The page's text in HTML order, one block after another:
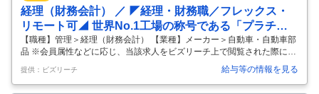
経理（財務会計） ／ ◤経理・財務職／フレックス・
リモート可◢ 世界No.1工場の称号である「プラチナ
賞」を通算6回受賞UIJターン歓迎（各種補助有り）
【職種】管理＞経理（財務会計） 【業種】メーカー＞自動車・自動車部
品 ※会員属性などに応じ、当該求人をビズリーチ上で閲覧された際に内
容が異なる場合があります 【募集背景】 自動車業界は「100年に一度の
大変革期」を迎えており、 当社では、変化の激しい外部環境に迅速に対
応できる強固な組織づくりを進めています。 また、現組織の年齢構成も
提供：ビズリーチ 給与等の情報を見る